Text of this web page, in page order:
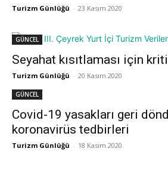
Turizm Günlüğü - 23 Kasım 2020
GÜNCEL
Seyahat kısıtlaması için
Turizm Günlüğü - 20 Kasım 2020
GÜNCEL
Covid-19 yasakları geri
koronavirüs tedbirleri
Turizm Günlüğü - 18 Kasım 2020